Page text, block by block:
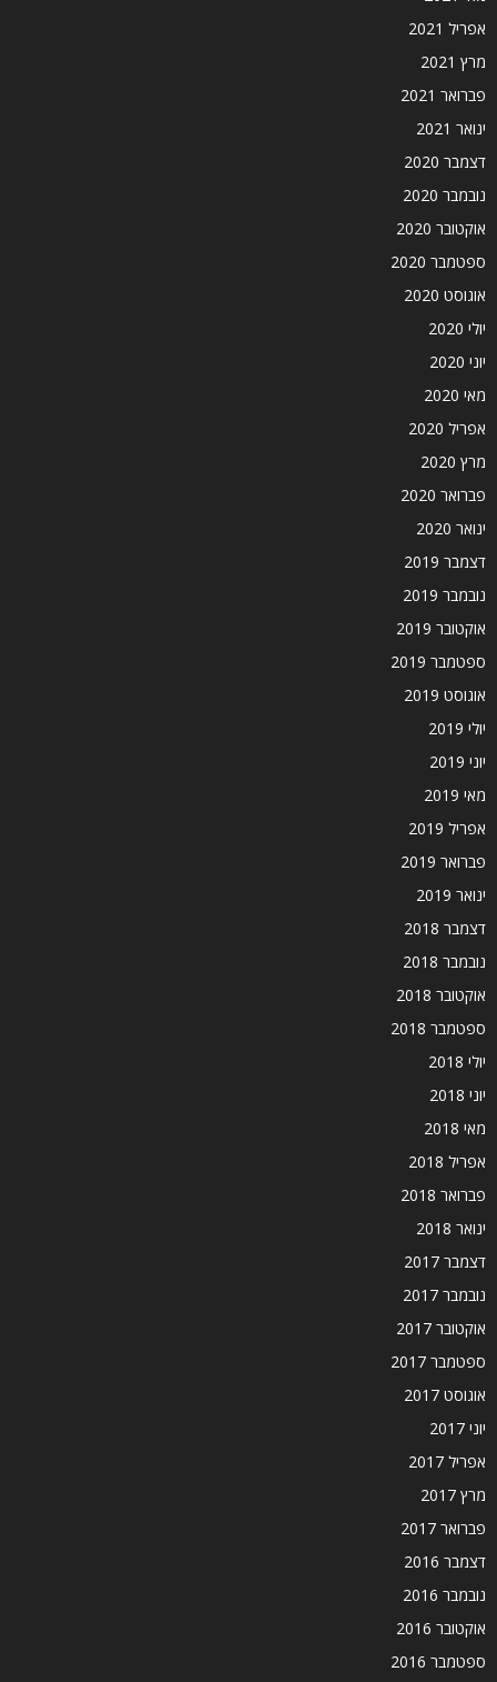
אפריל 2021
מרץ 2021
פברואר 2021
ינואר 2021
דצמבר 2020
נובמבר 2020
אוקטובר 2020
ספטמבר 2020
אוגוסט 2020
יולי 2020
יוני 2020
מאי 2020
אפריל 2020
מרץ 2020
פברואר 2020
ינואר 2020
דצמבר 2019
נובמבר 2019
אוקטובר 2019
ספטמבר 2019
אוגוסט 2019
יולי 2019
יוני 2019
מאי 2019
אפריל 2019
פברואר 2019
ינואר 2019
דצמבר 2018
נובמבר 2018
אוקטובר 2018
ספטמבר 2018
יולי 2018
יוני 2018
מאי 2018
אפריל 2018
פברואר 2018
ינואר 2018
דצמבר 2017
נובמבר 2017
אוקטובר 2017
ספטמבר 2017
אוגוסט 2017
יוני 2017
אפריל 2017
מרץ 2017
פברואר 2017
דצמבר 2016
נובמבר 2016
אוקטובר 2016
ספטמבר 2016